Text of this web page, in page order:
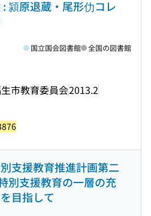
潁原退蔵・尾形仂コレ
市教育委員会2013.2
国立国会図書館 全国の図書館
支援教育推進計画第二
別支援教育の一層の充
目指して